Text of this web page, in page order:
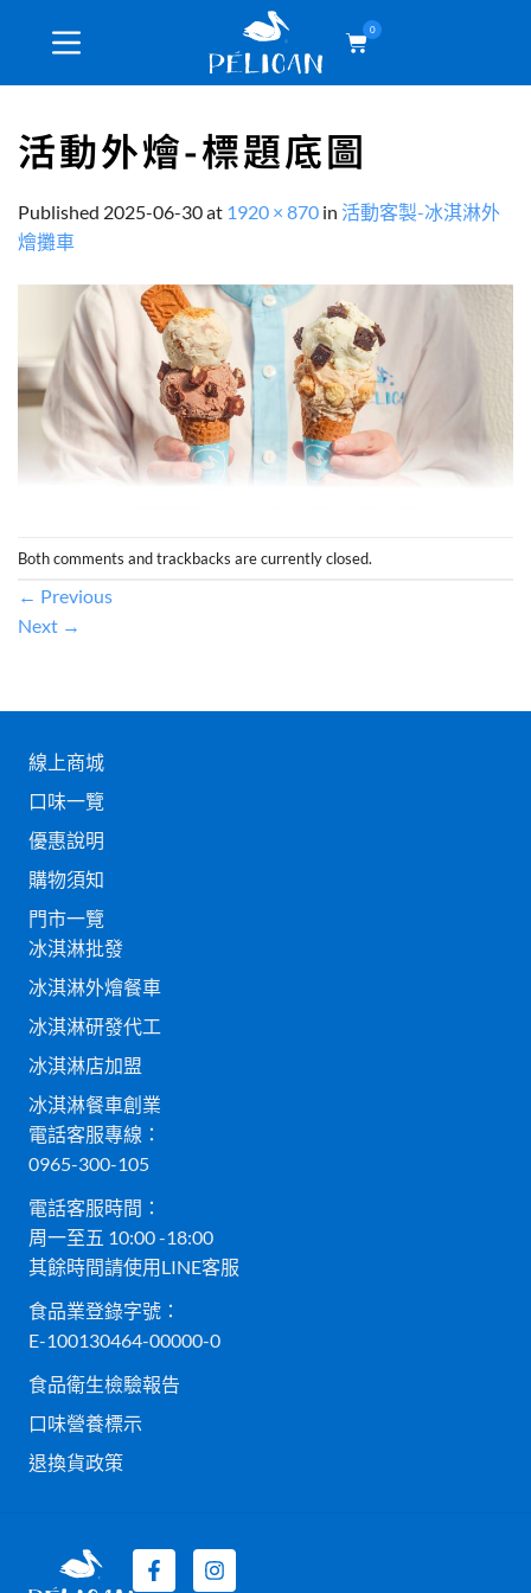
0
活動外燴-標題底圖
Published 2025-06-30at 1920 × 870 in 活動客製-冰淇淋外
燴攤車
Both comments and trackbacks are currently closed.
← Previous
Next →
線上商城
口味一覽
優惠說明
購物須知
門市一覽
冰淇淋批發
冰淇淋外燴餐車
冰淇淋研發代工
冰淇淋店加盟
冰淇淋餐車創業
電話客服專線：
0965-300-105
電話客服時間：
周一至五 10:00 -18:00
其餘時間請使用LINE客服
食品業登錄字號：
E-100130464-00000-0
食品衛生檢驗報告
口味營養標示
退換貨政策